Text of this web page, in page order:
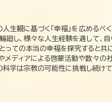
観に基づく「幸福」を広めるべ
し、様々な人生経験を通して、
っての本当の幸福を探究すると
ディアによる啓蒙活動や数々の
学は宗教の可能性に挑戦し続けて